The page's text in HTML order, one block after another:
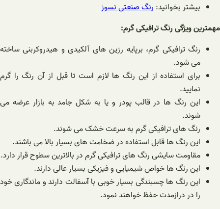
بیشتر بخوانید: رنگ صنعتی نسوز
مهمترین ویژگی رنگ ترافیکی گرم:
رنگ ترافیکی گرم، برپایه رزین های آلکیدی و هیدروکربنی ساخته
می شود.
برای استفاده از این رنگ ها لازم است تا قبل از آن رنگ را گرم
نمایید.
این رنگ ها در قالب پودر و یا به شکل جامد به بازار عرضه می
شوند.
رنگ های ترافیکی گرم به سرعت خشک می شوند.
این رنگ ها قابل استفاده در ضخامت های بسیار بالا می باشند.
مقاومت سایشی رنگ های ترافیکی گرم در بالاترین سطوح قرار دارد.
این رنگ ها خواص شیمیایی و فیزیکی بسیار عالی دارند.
این رنگ ها چسبندگی بسیار خوبی با آسفالت دارند و ماندگاری خود
را در درازمدت حفظ خواهند نمود.